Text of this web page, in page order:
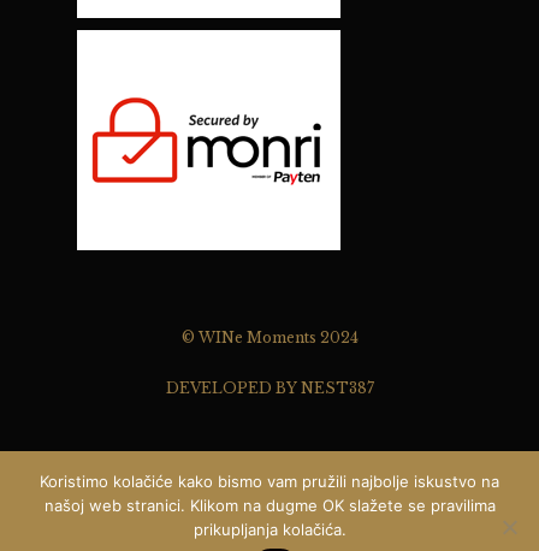
© WINe Moments 2024
DEVELOPED BY NEST387
Koristimo kolačiće kako bismo vam pružili najbolje iskustvo na
našoj web stranici. Klikom na dugme OK slažete se pravilima
prikupljanja kolačića.
Pišite nam ...